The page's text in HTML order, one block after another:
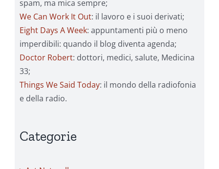
spam, ma mica sempre;
We Can Work It Out: il lavoro e i suoi derivati;
Eight Days A Week: appuntamenti più o meno
imperdibili: quando il blog diventa agenda;
Doctor Robert: dottori, medici, salute, Medicina
33;
Things We Said Today: il mondo della radiofonia
e della radio.
Categorie